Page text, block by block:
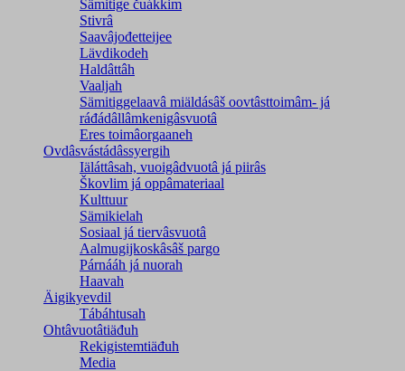
Sämitige čuákkim
Stivrâ
Saavâjođetteijee
Lävdikodeh
Haldâttâh
Vaaljah
Sämitiggelaavâ miäldásâš oovtâsttoimâm- já
ráđádâllâmkenigâsvuotâ
Eres toimâorgaaneh
Ovdâsvástádâssyergih
Iäláttâsah, vuoigâdvuotâ já piirâs
Škovlim já oppâmateriaal
Kulttuur
Sämikielah
Sosiaal já tiervâsvuotâ
Aalmugijkoskâsâš pargo
Párnááh já nuorah
Haavah
Äigikyevdil
Tábáhtusah
Ohtâvuotâtiäđuh
Rekigistemtiäđuh
Media